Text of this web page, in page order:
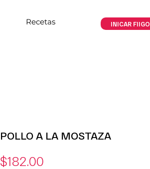
Recetas INICAR FIIGO
POLLO A LA MOSTAZA
$182.00